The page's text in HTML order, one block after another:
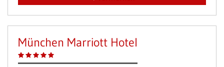
München Marriott Hotel